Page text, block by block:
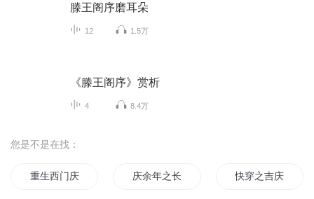
滕王阁序磨耳朵
12 1.5万
《滕王阁序》赏析
4 8.4万
您是不是在找：
重生西门庆 庆余年之长歌行 快穿之吉庆有余